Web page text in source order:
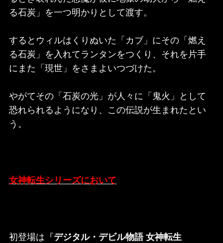
る石炭」を一つ明かりとして渡す。
するとウィルはくりぬいた「カブ」にその「燃え
る石炭」を入れてランタンをつくり、それを片手
にまた「現世」をさまよいつづけた。
やがてその「石炭の光」が人々に「鬼火」として
恐れられるようになり、この伝説が生まれたとい
う。
女神転生シリーズにおいて
初登場は『デジタル・デビル物語 女神転生